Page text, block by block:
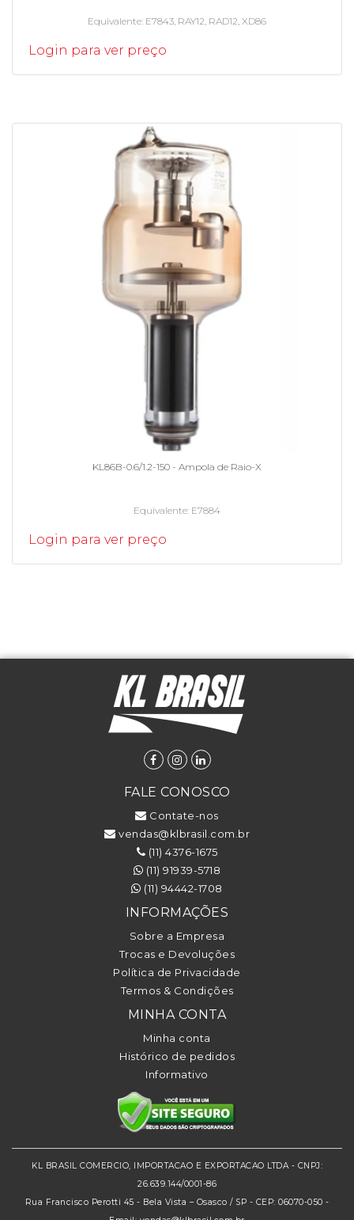
Equivalente E7843, RAY12, RAD12, XD86
Login para ver preço
KL86B-0.6/1.2-150 - Ampola de Raio-X
Equivalente E7884
Login para ver preço
FALE CONOSCO
Contate-nos
vendas@klbrasil.com.br
(11) 4376-1675
(11) 91939-5718
(11) 94442-1708
INFORMAÇÕES
Sobre a Empresa
Trocas e Devoluções
Política de Privacidade
Termos & Condições
MINHA CONTA
Minha conta
Histórico de pedidos
Informativo
KL BRASIL COMERCIO, IMPORTACAO E EXPORTACAO LTDA - CNPJ:
26.639.144/0001-86
Rua Francisco Perotti 45 - Bela Vista – Osasco / SP - CEP: 06070-050 -